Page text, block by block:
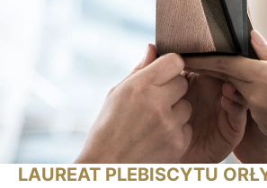
LAUREAT PLEBISCYTU